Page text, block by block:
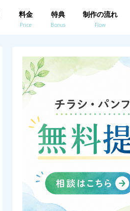
料金
Price
特典
Bonus
制作の流れ
Flow